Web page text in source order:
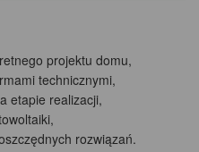
projektu domu,
technicznymi,
etapie realizacji,
rozwiązań.